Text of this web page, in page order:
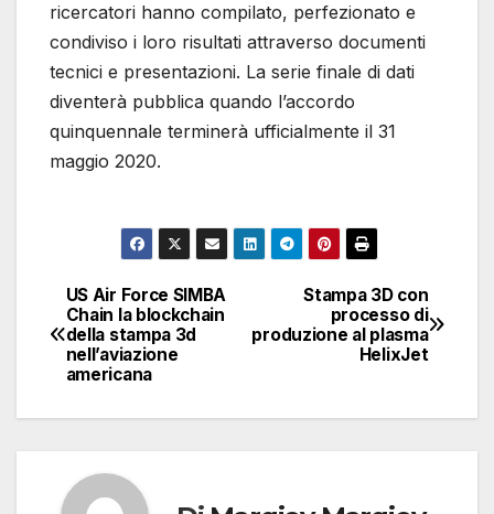
ricercatori hanno compilato, perfezionato e
condiviso i loro risultati attraverso documenti
tecnici e presentazioni. La serie finale di dati
diventerà pubblica quando l’accordo
quinquennale terminerà ufficialmente il 31
maggio 2020.
ghiaccio complesse
stampante 3D che sono
state utilizzate in una
galleria del vento
Cleveland per studiare i
sull’aerodinamica di un
aereo viene testata in
presso il laboratorio
aerospaziale francese
(ONERA) nell’ambito di
cooperativo di ricerca
Navigazione
articoli
Stampa 3D con
processo di
produzione al plasma
HelixJet
US Air Force SIMBA
Chain la blockchain
della stampa 3d
nell’aviazione
americana